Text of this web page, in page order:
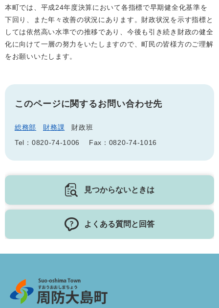
本町では、平成24年度決算において各指標で早期健全化基準を
下回り、また年々改善の状況にあります。財政状況を示す指標と
しては依然高い水準での推移であり、今後も引き続き財政の健全
化に向けて一層の努力をいたしますので、町民の皆様方のご理解
をお願いいたします。
このページに関するお問い合わせ先
総務部 財務課
財政班
Tel：0820-74-1006
Fax：0820-74-1016
見つからないときは
よくある質問と回答